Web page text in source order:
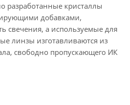
разработанные кристаллы
добавками,
свечения, а используемые для
линзы изготавливаются из
свободно пропускающего ИК